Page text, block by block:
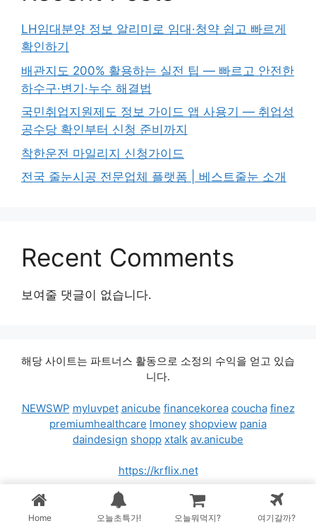
LH임대분양 정보 알리미로 임대·청약 쉽고 빠르게
확인하기
배관지도 200% 활용하는 실전 팁 — 빠르고 안전한
하수구·변기·누수 해결법
국민취업지원제도 정보 가이드 앱 사용기 — 취업성
공수당 확인부터 신청 준비까지
착한운전 마일리지 신청가이드
전국 줄눈시공 전문업체 플랫폼 | 베스트줄눈 소개
Recent Comments
보여줄 댓글이 없습니다.
해당 사이트는 파트너스 활동으로 소정의 수익을 얻고 있습
니다.
NEWSWP myluvpet anicube financekorea coucha finez
premiumhealthcare lmoney shopview pania
daindesign shopp xtalk av.anicube
https://krflix.net
© 2026 가격비교차트 • 제작됨GeneratePress
Home 오늘초특가! 오늘뭐먹지? 여기갈까?